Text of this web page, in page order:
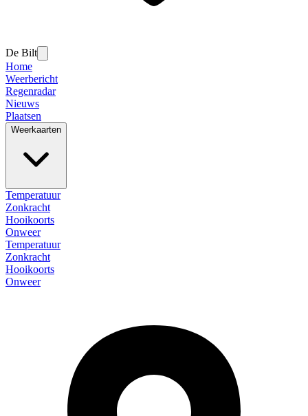
De Bilt
Home
Weerbericht
Regenradar
Nieuws
Plaatsen
Weerkaarten
Temperatuur
Zonkracht
Hooikoorts
Onweer
Temperatuur
Zonkracht
Hooikoorts
Onweer